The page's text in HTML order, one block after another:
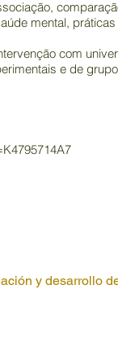
mental,
com
e de
y desarrollo